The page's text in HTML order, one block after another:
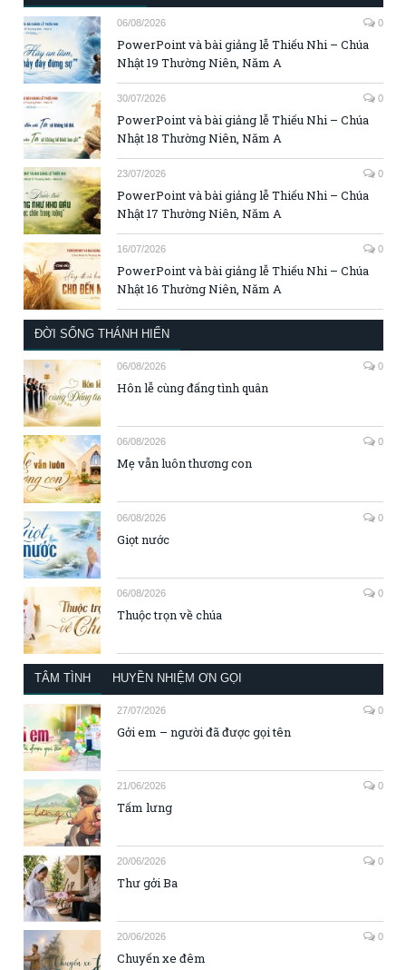
06/08/2026 0
PowerPoint và bài giảng lễ Thiếu Nhi – Chúa
Nhật 19 Thường Niên, Năm A
30/07/2026 0
PowerPoint và bài giảng lễ Thiếu Nhi – Chúa
Nhật 18 Thường Niên, Năm A
23/07/2026 0
PowerPoint và bài giảng lễ Thiếu Nhi – Chúa
Nhật 17 Thường Niên, Năm A
16/07/2026 0
PowerPoint và bài giảng lễ Thiếu Nhi – Chúa
Nhật 16 Thường Niên, Năm A
ĐỜI SỐNG THÁNH HIẾN
06/08/2026 0
Hôn lễ cùng đấng tình quân
06/08/2026 0
Mẹ vẫn luôn thương con
06/08/2026 0
Giọt nước
06/08/2026 0
Thuộc trọn về chúa
TÂM TÌNH HUYỀN NHIỆM ƠN GỌI
27/07/2026 0
Gởi em – người đã được gọi tên
21/06/2026 0
Tấm lưng
20/06/2026 0
Thư gởi Ba
20/06/2026 0
Chuyến xe đêm